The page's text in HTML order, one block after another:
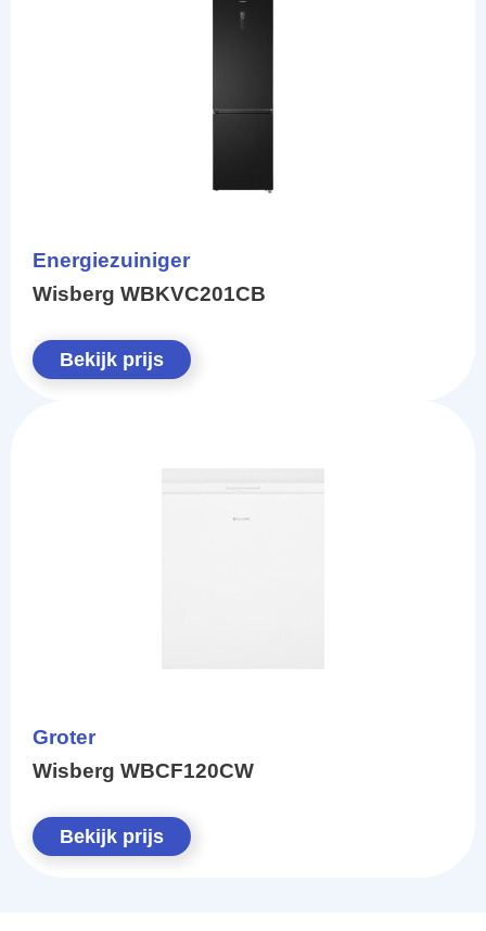
Energiezuiniger
Wisberg WBKVC201CB
Bekijk prijs
Groter
Wisberg WBCF120CW
Bekijk prijs